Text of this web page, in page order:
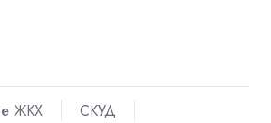
ЖКХ
СКУД